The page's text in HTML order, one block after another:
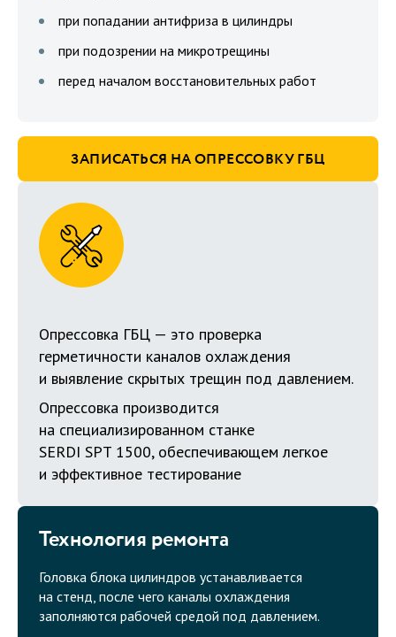
при попадании антифриза в цилиндры
при подозрении на микротрещины
перед началом восстановительных работ
ЗАПИСАТЬСЯ НА ОПРЕССОВКУ ГБЦ
Опрессовка ГБЦ — это проверка
герметичности каналов охлаждения
и выявление скрытых трещин под давлением.
Опрессовка производится
на специализированном станке
SERDI SPT 1500, обеспечивающем легкое
и эффективное тестирование
Технология ремонта
Головка блока цилиндров устанавливается
на стенд, после чего каналы охлаждения
заполняются рабочей средой под давлением.